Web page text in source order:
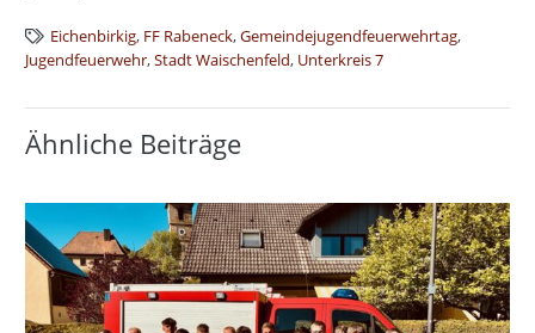
Eichenbirkig, FF Rabeneck,Gemeindejugendfeuerwehrtag,
Jugendfeuerwehr,Stadt Waischenfeld, Unterkreis 7
Ähnliche Beiträge